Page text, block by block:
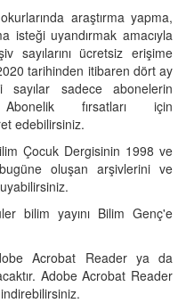
araştırma yapma,
uyandırmak amacıyla
sayılarını ücretsiz erişime
tarihinden itibaren dört ay
sayılar sadece abonelerin
fırsatları için
edebilirsiniz.
Çocuk Dergisinin 1998 ve
oluşan arşivlerini ve
bilim yayını Bilim Genç'e
Acrobat Reader ya da
Adobe Acrobat Reader